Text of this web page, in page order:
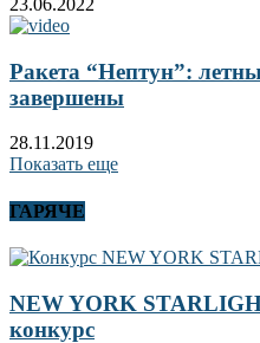
Ракета “Нептун”:
завершены
28.11.2019
Показать еще
ГАРЯЧЕ
NEW YORK
конкурс